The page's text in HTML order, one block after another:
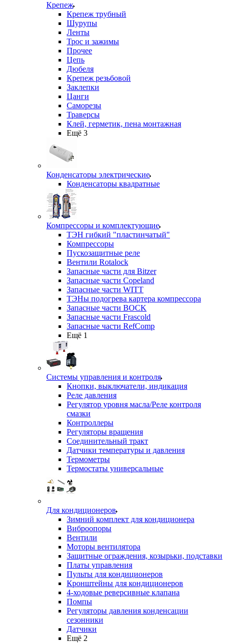
Крепеж
Крепеж трубный
Шурупы
Ленты
Трос и зажимы
Прочее
Цепь
Дюбеля
Крепеж резьбовой
Заклепки
Цанги
Саморезы
Траверсы
Клей, герметик, пена монтажная
Ещё 3
Конденсаторы электрические
Конденсаторы квадратные
Компрессоры и комплектующие
ТЭН гибкий "пластинчатый"
Компрессоры
Пускозащитные реле
Вентили Rotalock
Запасные части для Bitzer
Запасные части Copeland
Запасные части WITT
ТЭНы подогрева картера компрессора
Запасные части BOCK
Запасные части Frascold
Запасные части RefComp
Ещё 1
Системы управления и контроля
Кнопки, выключатели, индикация
Реле давления
Регулятор уровня масла/Реле контроля
смазки
Контроллеры
Регуляторы вращения
Соединительный тракт
Датчики температуры и давления
Термометры
Термостаты универсальные
Для кондиционеров
Зимний комплект для кондиционера
Виброопоры
Вентили
Моторы вентилятора
Защитные ограждения, козырьки, подставки
Платы управления
Пульты для кондиционеров
Кронштейны для кондиционеров
4-ходовые реверсивные клапана
Помпы
Регуляторы давления конденсации
сезонники
Датчики
Ещё 2